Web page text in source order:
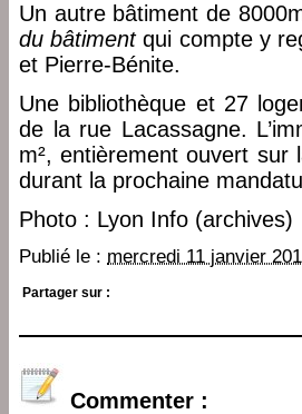
Un autre bâtiment de
du bâtimentqui compte y
et Pierre-Bénite.
Une bibliothèque et 27
de la rue Lacassagne.
m², entièrement ouvert
durant la prochaine
Photo : Lyon Info (archives)
Publié le : mercredi 11 janvier
Partager sur :
Commenter :